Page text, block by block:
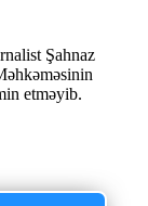
Şahnaz
etməyib.